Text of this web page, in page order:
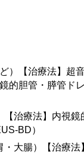
）【治療法】
的胆管・膵管ド
【治療法】内視
BD）
・大腸）【治療